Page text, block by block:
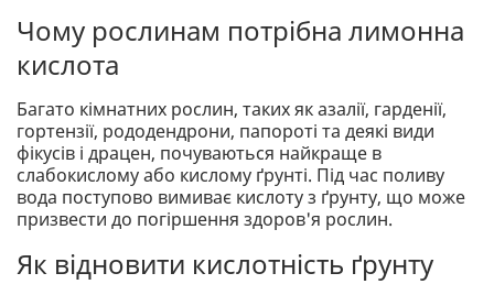
Чому рослинам потрібна лимонна
кислота
Багато кімнатних рослин, таких як азалії, гарденії,
гортензії, рододендрони, папороті та деякі види
фікусів і драцен, почуваються найкраще в
слабокислому або кислому ґрунті. Під час поливу
вода поступово вимиває кислоту з ґрунту, що може
призвести до погіршення здоров'я рослин.
Як відновити кислотність ґрунту